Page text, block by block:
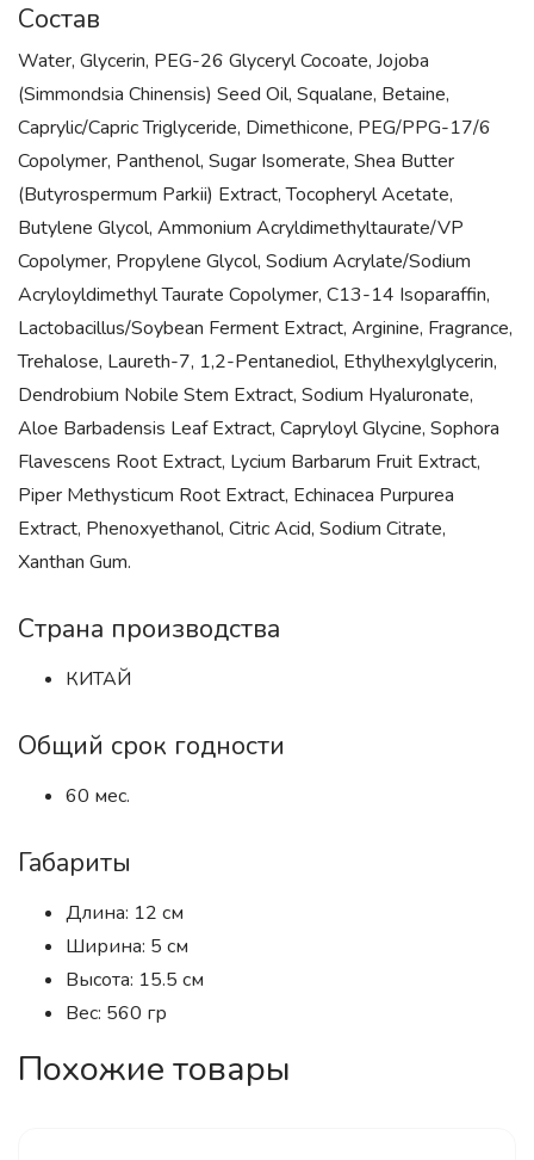
Состав
Water, Glycerin, PEG-26 Glyceryl Cocoate, Jojoba
(Simmondsia Chinensis) Seed Oil, Squalane, Betaine,
Caprylic/Capric Triglyceride, Dimethicone, PEG/PPG-17/6
Copolymer, Panthenol, Sugar Isomerate, Shea Butter
(Butyrospermum Parkii) Extract, Tocopheryl Acetate,
Butylene Glycol, Ammonium Acryldimethyltaurate/VP
Copolymer, Propylene Glycol, Sodium Acrylate/Sodium
Acryloyldimethyl Taurate Copolymer, C13-14 Isoparaffin,
Lactobacillus/Soybean Ferment Extract, Arginine, Fragrance,
Trehalose, Laureth-7, 1,2-Pentanediol, Ethylhexylglycerin,
Dendrobium Nobile Stem Extract, Sodium Hyaluronate,
Aloe Barbadensis Leaf Extract, Capryloyl Glycine, Sophora
Flavescens Root Extract, Lycium Barbarum Fruit Extract,
Piper Methysticum Root Extract, Echinacea Purpurea
Extract, Phenoxyethanol, Citric Acid, Sodium Citrate,
Xanthan Gum.
Страна производства
КИТАЙ
Общий срок годности
60 мес.
Габариты
Длина: 12 см
Ширина: 5 см
Высота: 15.5 см
Вес: 560 гр
Похожие товары